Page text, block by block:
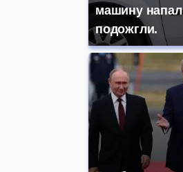
машину
подожгли.